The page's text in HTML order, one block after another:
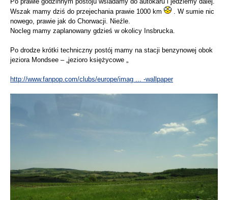
Wszak mamy dziś do przejechania prawie 1000 km
. W sumie nic
nowego, prawie jak do Chorwacji. Nieźle.
Nocleg mamy zaplanowany gdzieś w okolicy Insbrucka.
Po drodze krótki techniczny postój mamy na stacji benzynowej obok
jeziora Mondsee – „jezioro księżycowe „
http://www.fanpop.com/clubs/europe/imag ... -wallpaper